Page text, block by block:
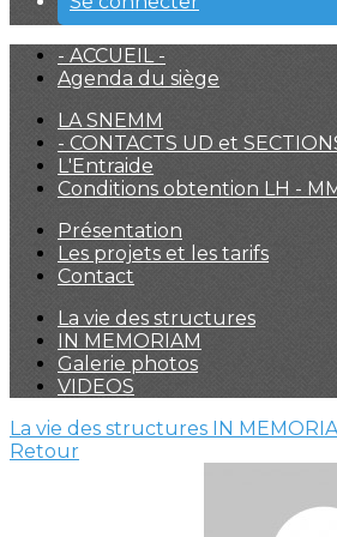
- ACCUEIL -
Agenda du siège
LA SNEMM
- CONTACTS UD et
L'Entraide
Conditions obtention LH -
Présentation
Les projets et les tarifs
Contact
La vie des structures
IN MEMORIAM
Galerie photos
VIDEOS
La vie des structures IN
Retour